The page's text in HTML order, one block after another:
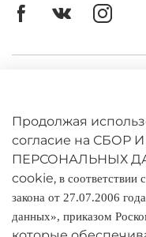
Политика
Оплата и доставка
Условия обмена и
Продолжая
согласие на СБОР
ПЕРСОНАЛЬНЫХ
cookie, в соответствии
закона от 27.07.2006
данных», приказом